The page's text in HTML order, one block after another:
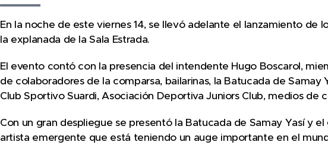
En la noche de este viernes 14, se llevó adelante el lanzamiento de
la explanada de la Sala Estrada.
El evento contó con la presencia del intendente Hugo Boscarol,
de colaboradores de la comparsa, bailarinas, la Batucada de Samay
Club Sportivo Suardi, Asociación Deportiva Juniors Club, medios de
Con un gran despliegue se presentó la Batucada de Samay Yasí y
artista emergente que está teniendo un auge importante en el